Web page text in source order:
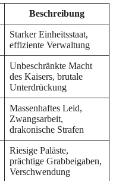
Beschreibung
Starker Einheitsstaat,
effiziente Verwaltung
Unbeschränkte Macht
des Kaisers, brutale
Unterdrückung
Massenhaftes Leid,
Zwangsarbeit,
drakonische Strafen
Riesige Paläste,
prächtige Grabbeigaben,
Verschwendung